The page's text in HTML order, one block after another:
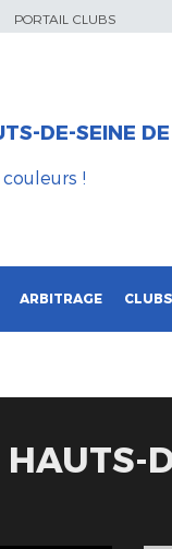
PORTAIL CLUBS
DE-SEINE DE
!
ARBITRAGE CLUBS